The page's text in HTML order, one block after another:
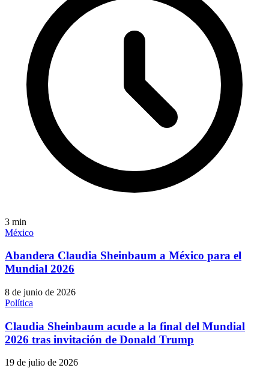
3 min
México
Abandera Claudia Sheinbaum a México para el
Mundial 2026
8 de junio de 2026
Política
Claudia Sheinbaum acude a la final del Mundial
2026 tras invitación de Donald Trump
19 de julio de 2026